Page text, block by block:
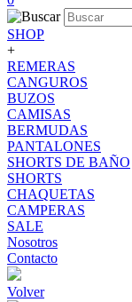
SHOP
+
REMERAS
CANGUROS
BUZOS
CAMISAS
BERMUDAS
PANTALONES
SHORTS DE BAÑO
SHORTS
CHAQUETAS
CAMPERAS
SALE
Nosotros
Contacto
Volver